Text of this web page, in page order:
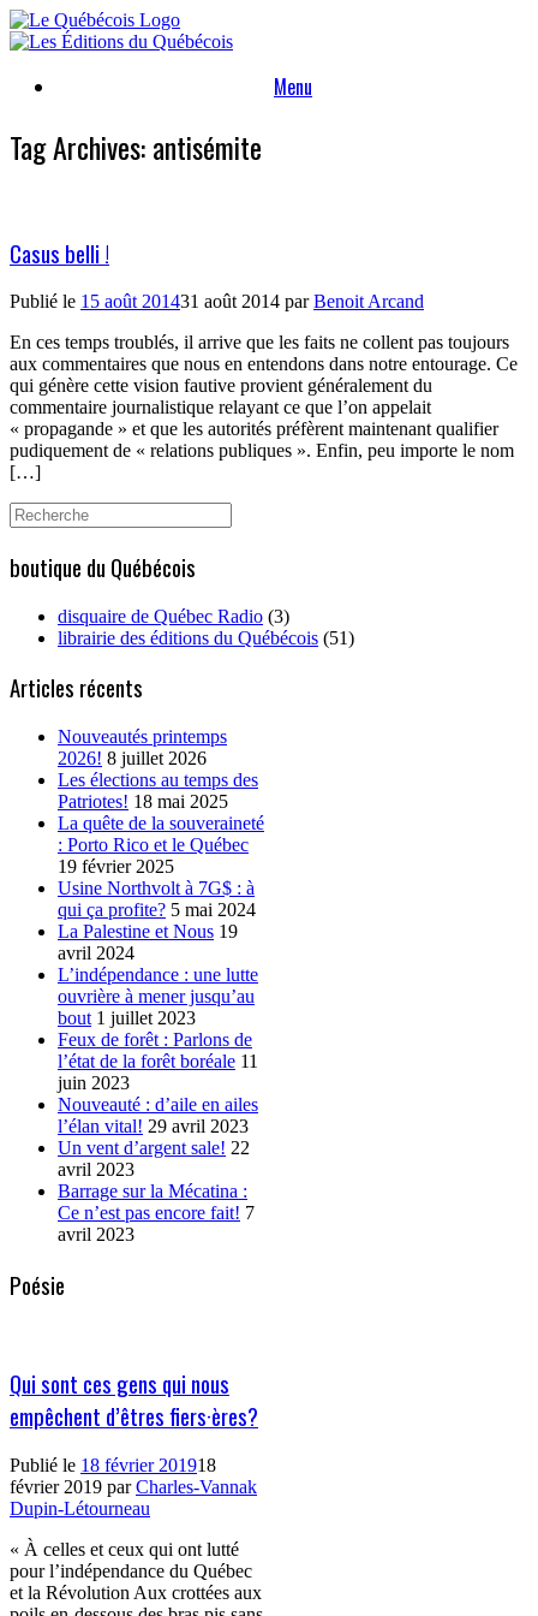
Skip
to
Menu
Tag Archives:antisémite
Casus belli !
Publié le 15 août 201431 août 2014 parBenoit Arcand
En ces temps troublés, il arrive que les faits ne collent pas toujours
aux commentaires que nous en entendons dans notre entourage. Ce
qui génère cette vision fautive provient généralement du
commentaire journalistique relayant ce que l’on appelait
« propagande » et que les autorités préfèrent maintenant qualifier
pudiquement de « relations publiques ». Enfin, peu importe le nom
[…]
Search
for:
boutique du Québécois
disquaire de Québec Radio (3)
librairie des éditions du Québécois (51)
Articles récents
Nouveautés printemps
2026! 8 juillet 2026
Les élections au temps des
Patriotes! 18 mai 2025
La quête de la souveraineté
: Porto Rico et le Québec
19 février 2025
Usine Northvolt à 7G$ : à
qui ça profite? 5 mai 2024
La Palestine et Nous 19
avril 2024
L’indépendance : une lutte
ouvrière à mener jusqu’au
bout 1 juillet 2023
Feux de forêt : Parlons de
l’état de la forêt boréale 11
juin 2023
Nouveauté : d’aile en ailes
l’élan vital! 29 avril 2023
Un vent d’argent sale! 22
avril 2023
Barrage sur la Mécatina :
Ce n’est pas encore fait! 7
avril 2023
Poésie
Qui sont ces gens qui nous
empêchent d’êtres fiers·ères?
Publié le 18 février 201918
février 2019 parCharles-Vannak
Dupin-Létourneau
« À celles et ceux qui ont lutté
pour l’indépendance du Québec
et la Révolution Aux crottées aux